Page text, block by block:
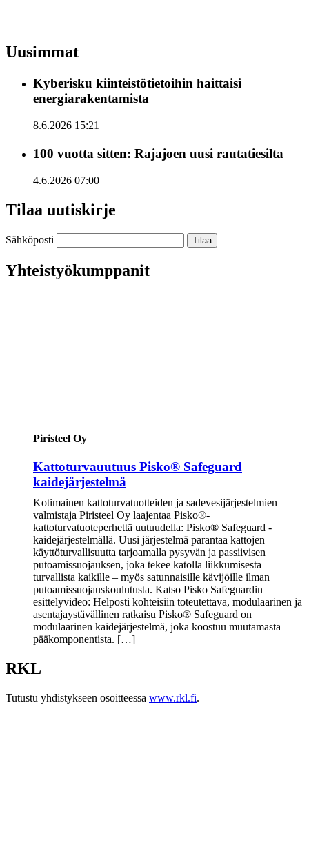
Uusimmat
Kyberisku kiinteistötietoihin haittaisi
energiarakentamista
8.6.2026 15:21
100 vuotta sitten: Rajajoen uusi rautatiesilta
4.6.2026 07:00
Tilaa uutiskirje
Sähköposti
Yhteistyökumppanit
Piristeel Oy
Kattoturvauutuus Pisko® Safeguard
kaidejärjestelmä
Kotimainen kattoturvatuotteiden ja sadevesijärjestelmien
valmistaja Piristeel Oy laajentaa Pisko®-
kattoturvatuoteperhettä uutuudella: Pisko® Safeguard -
kaidejärjestelmällä. Uusi järjestelmä parantaa kattojen
käyttöturvallisuutta tarjoamalla pysyvän ja passiivisen
putoamissuojauksen, joka tekee katolla liikkumisesta
turvallista kaikille – myös satunnaisille kävijöille ilman
putoamissuojauskoulutusta. Katso Pisko Safeguardin
esittelyvideo: Helposti kohteisiin toteutettava, modulaarinen ja
asentajaystävällinen ratkaisu Pisko® Safeguard on
modulaarinen kaidejärjestelmä, joka koostuu muutamasta
pääkomponentista. […]
RKL
Tutustu yhdistykseen osoitteessa www.rkl.fi.